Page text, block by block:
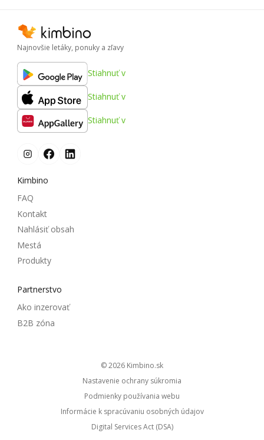
Najnovšie letáky, ponuky a zľavy
Stiahnuť v
Stiahnuť v
Stiahnuť v
Kimbino
FAQ
Kontakt
Nahlásiť obsah
Mestá
Produkty
Partnerstvo
Ako inzerovať
B2B zóna
© 2026
kimbino.sk
Nastavenie ochrany súkromia
Podmienky používania webu
Informácie k spracúvaniu osobných údajov
Digital Services Act (DSA)